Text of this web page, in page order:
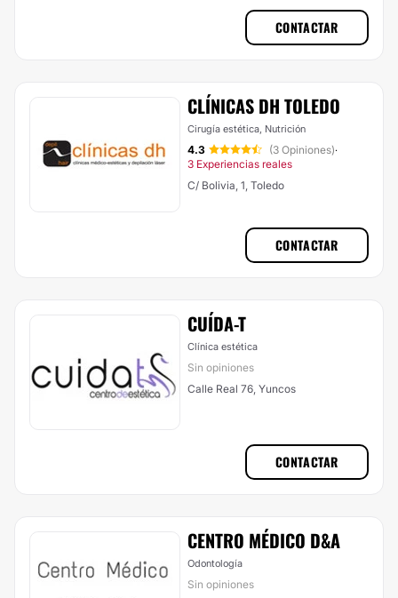
CONTACTAR
CLÍNICAS DH TOLEDO
Cirugía estética, Nutrición
4.3 (3 Opiniones)·
3 Experiencias reales
C/ Bolivia, 1, Toledo
CONTACTAR
CUÍDA-T
Clínica estética
Sin opiniones
Calle Real 76, Yuncos
CONTACTAR
CENTRO MÉDICO D&A
Odontología
Sin opiniones